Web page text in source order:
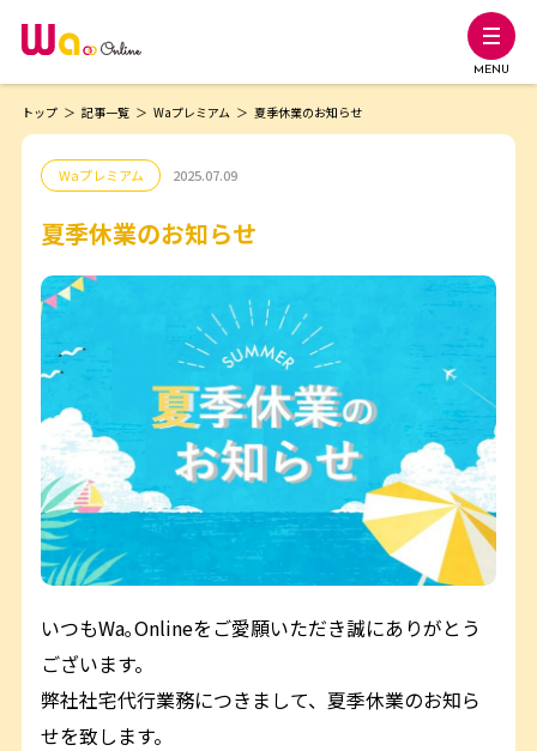
MENU
トップ 記事一覧 Waプレミアム 夏季休業のお知らせ
Waプレミアム 2025.07.09
夏季休業のお知らせ
いつもWa｡Onlineをご愛願いただき誠にありがとう
ございます。
弊社社宅代行業務につきまして、夏季休業のお知ら
せを致します。